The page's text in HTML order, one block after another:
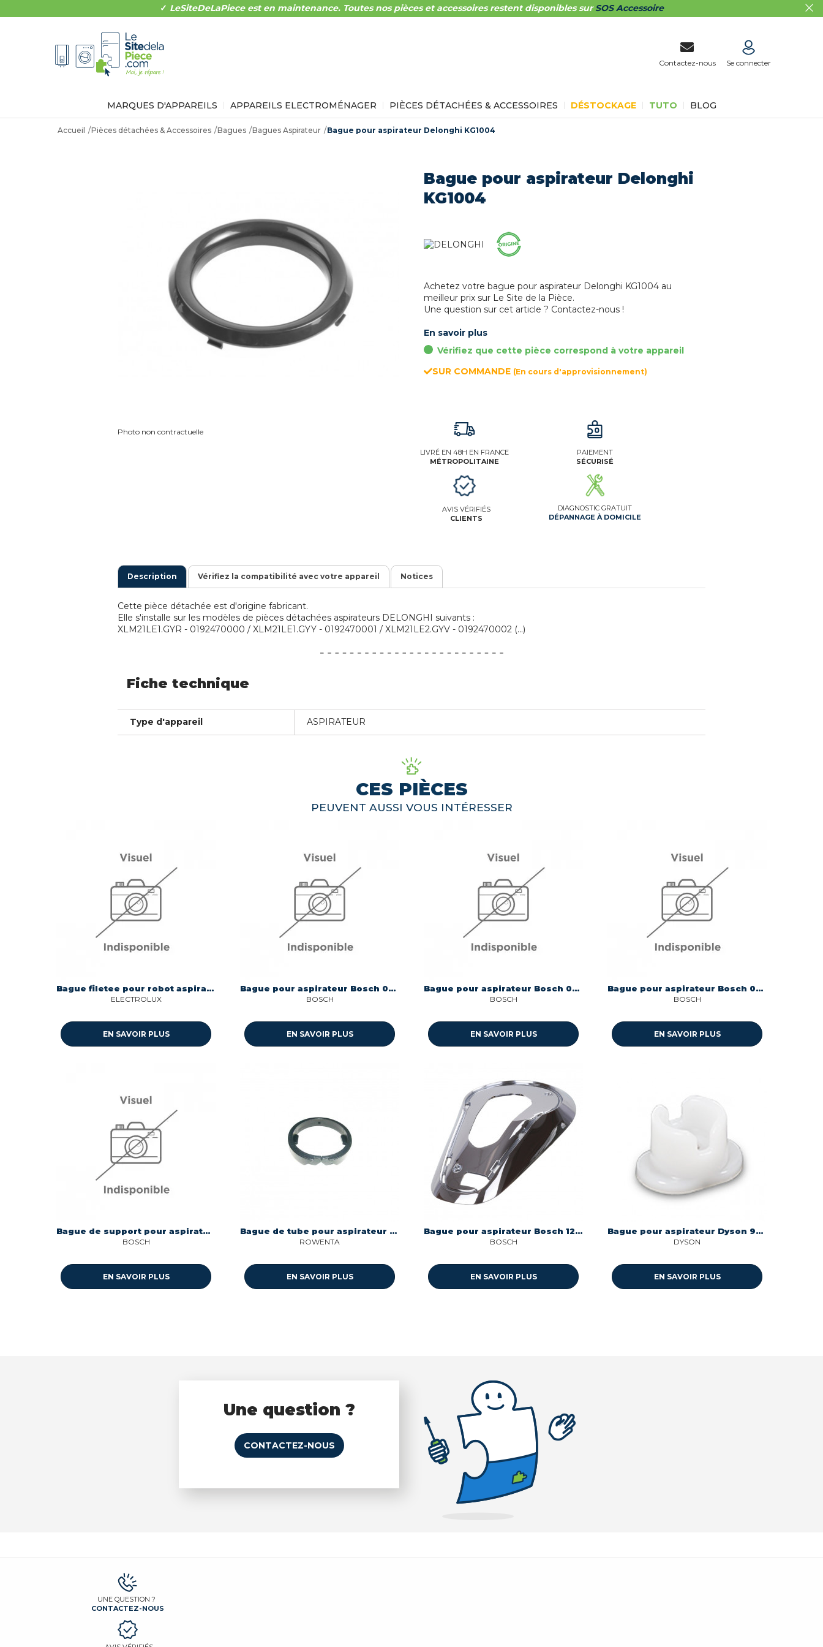
✓ LeSiteDeLaPiece est en maintenance. Toutes nos pièces et accessoires restent disponibles surSOS Accessoire
Contactez-nous Se connecter
MARQUES D'APPAREILS APPAREILS ELECTROMÉNAGER PIÈCES DÉTACHÉES & ACCESSOIRES DÉSTOCKAGE TUTO BLOG
Accueil Pièces détachées & Accessoires Bagues Bagues Aspirateur Bague pour aspirateur Delonghi KG1004
Photo non contractuelle
Bague pour aspirateur Delonghi
KG1004
Achetez votre bague pour aspirateur Delonghi KG1004 au
meilleur prix sur Le Site de la Pièce.
Une question sur cet article ? Contactez-nous !
En savoir plus
Vérifiez que cette pièce correspond à votre appareil
SUR COMMANDE (En cours d'approvisionnement)
LIVRÉ EN 48H EN FRANCE
MÉTROPOLITAINE
PAIEMENT
SÉCURISÉ
AVIS VÉRIFIÉS
CLIENTS
DIAGNOSTIC GRATUIT
DÉPANNAGE À DOMICILE
Description Vérifiez la compatibilité avec votre appareil Notices
Cette pièce détachée est d'origine fabricant.
Elle s'installe sur les modèles de pièces détachées aspirateurs DELONGHI suivants :
XLM21LE1.GYR - 0192470000 / XLM21LE1.GYY - 0192470001 / XLM21LE2.GYV - 0192470002 (...)
Fiche technique
Type d'appareil ASPIRATEUR
CES PIÈCES
PEUVENT AUSSI VOUS INTÉRESSER
Bague filetee pour robot aspirateur Electrolux 400037200
ELECTROLUX
EN SAVOIR PLUS
Bague pour aspirateur Bosch 00619301
BOSCH
EN SAVOIR PLUS
Bague pour aspirateur Bosch 00622103
BOSCH
EN SAVOIR PLUS
Bague pour aspirateur Bosch 00418773
BOSCH
EN SAVOIR PLUS
Bague de support pour aspirateur Ufesa 00173786
BOSCH
EN SAVOIR PLUS
Bague de tube pour aspirateur diametre 41mm Rowenta RS-RT1849
ROWENTA
EN SAVOIR PLUS
Bague pour aspirateur Bosch 12023304
BOSCH
EN SAVOIR PLUS
Bague pour aspirateur Dyson 949981-01
DYSON
EN SAVOIR PLUS
Une question ?
CONTACTEZ-NOUS
UNE QUESTION ?
CONTACTEZ-NOUS